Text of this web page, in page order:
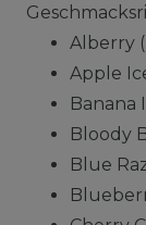
Alberry
Apple
Banana
Bloody
Blue